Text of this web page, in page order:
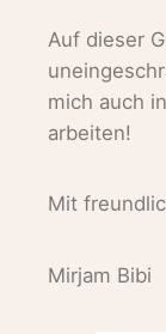
Auf dieser
mich auch
arbeiten!
Mit
Mirjam Bibi